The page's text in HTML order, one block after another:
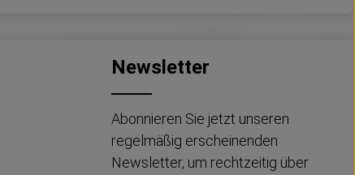
Newsletter
Abonnieren Sie jetzt unseren
regelmäßig erscheinenden
Newsletter, um rechtzeitig über